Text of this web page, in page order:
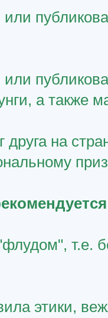
или
или
а также
друга на
т.е.
этики,